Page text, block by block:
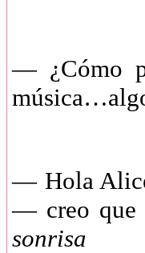
— ¿Cómo
— Hola
— creo que
sonrisa